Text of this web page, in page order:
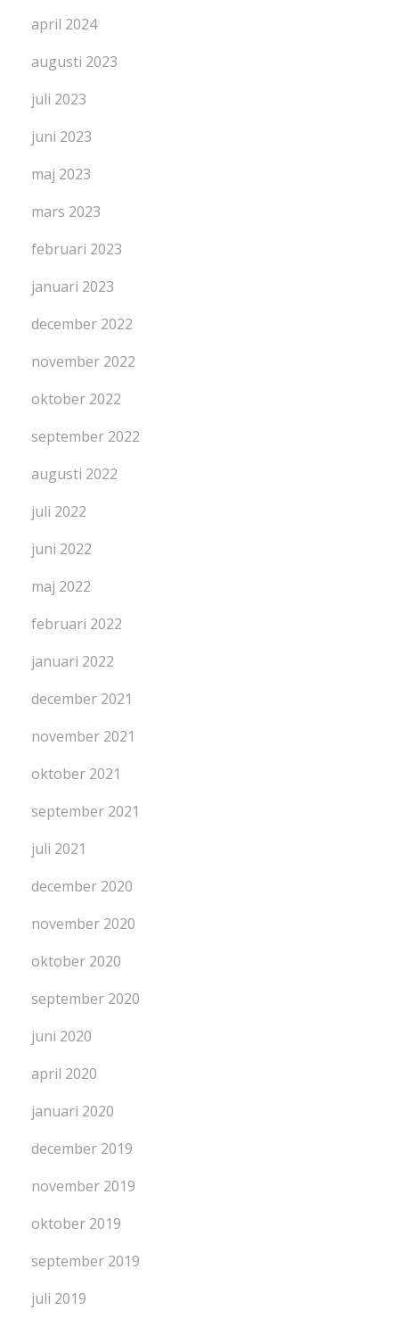
april 2024
augusti 2023
juli 2023
juni 2023
maj 2023
mars 2023
februari 2023
januari 2023
december 2022
november 2022
oktober 2022
september 2022
augusti 2022
juli 2022
juni 2022
maj 2022
februari 2022
januari 2022
december 2021
november 2021
oktober 2021
september 2021
juli 2021
december 2020
november 2020
oktober 2020
september 2020
juni 2020
april 2020
januari 2020
december 2019
november 2019
oktober 2019
september 2019
juli 2019